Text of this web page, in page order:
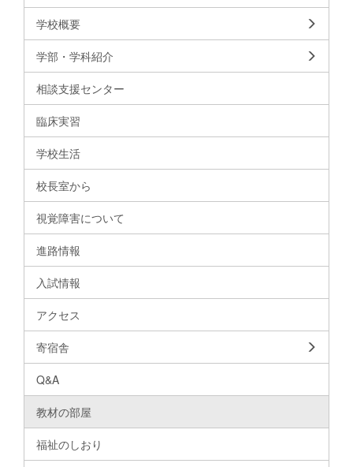
学校概要
学部・学科紹介
相談支援センター
臨床実習
学校生活
校長室から
視覚障害について
進路情報
入試情報
アクセス
寄宿舎
Q&A
教材の部屋
福祉のしおり